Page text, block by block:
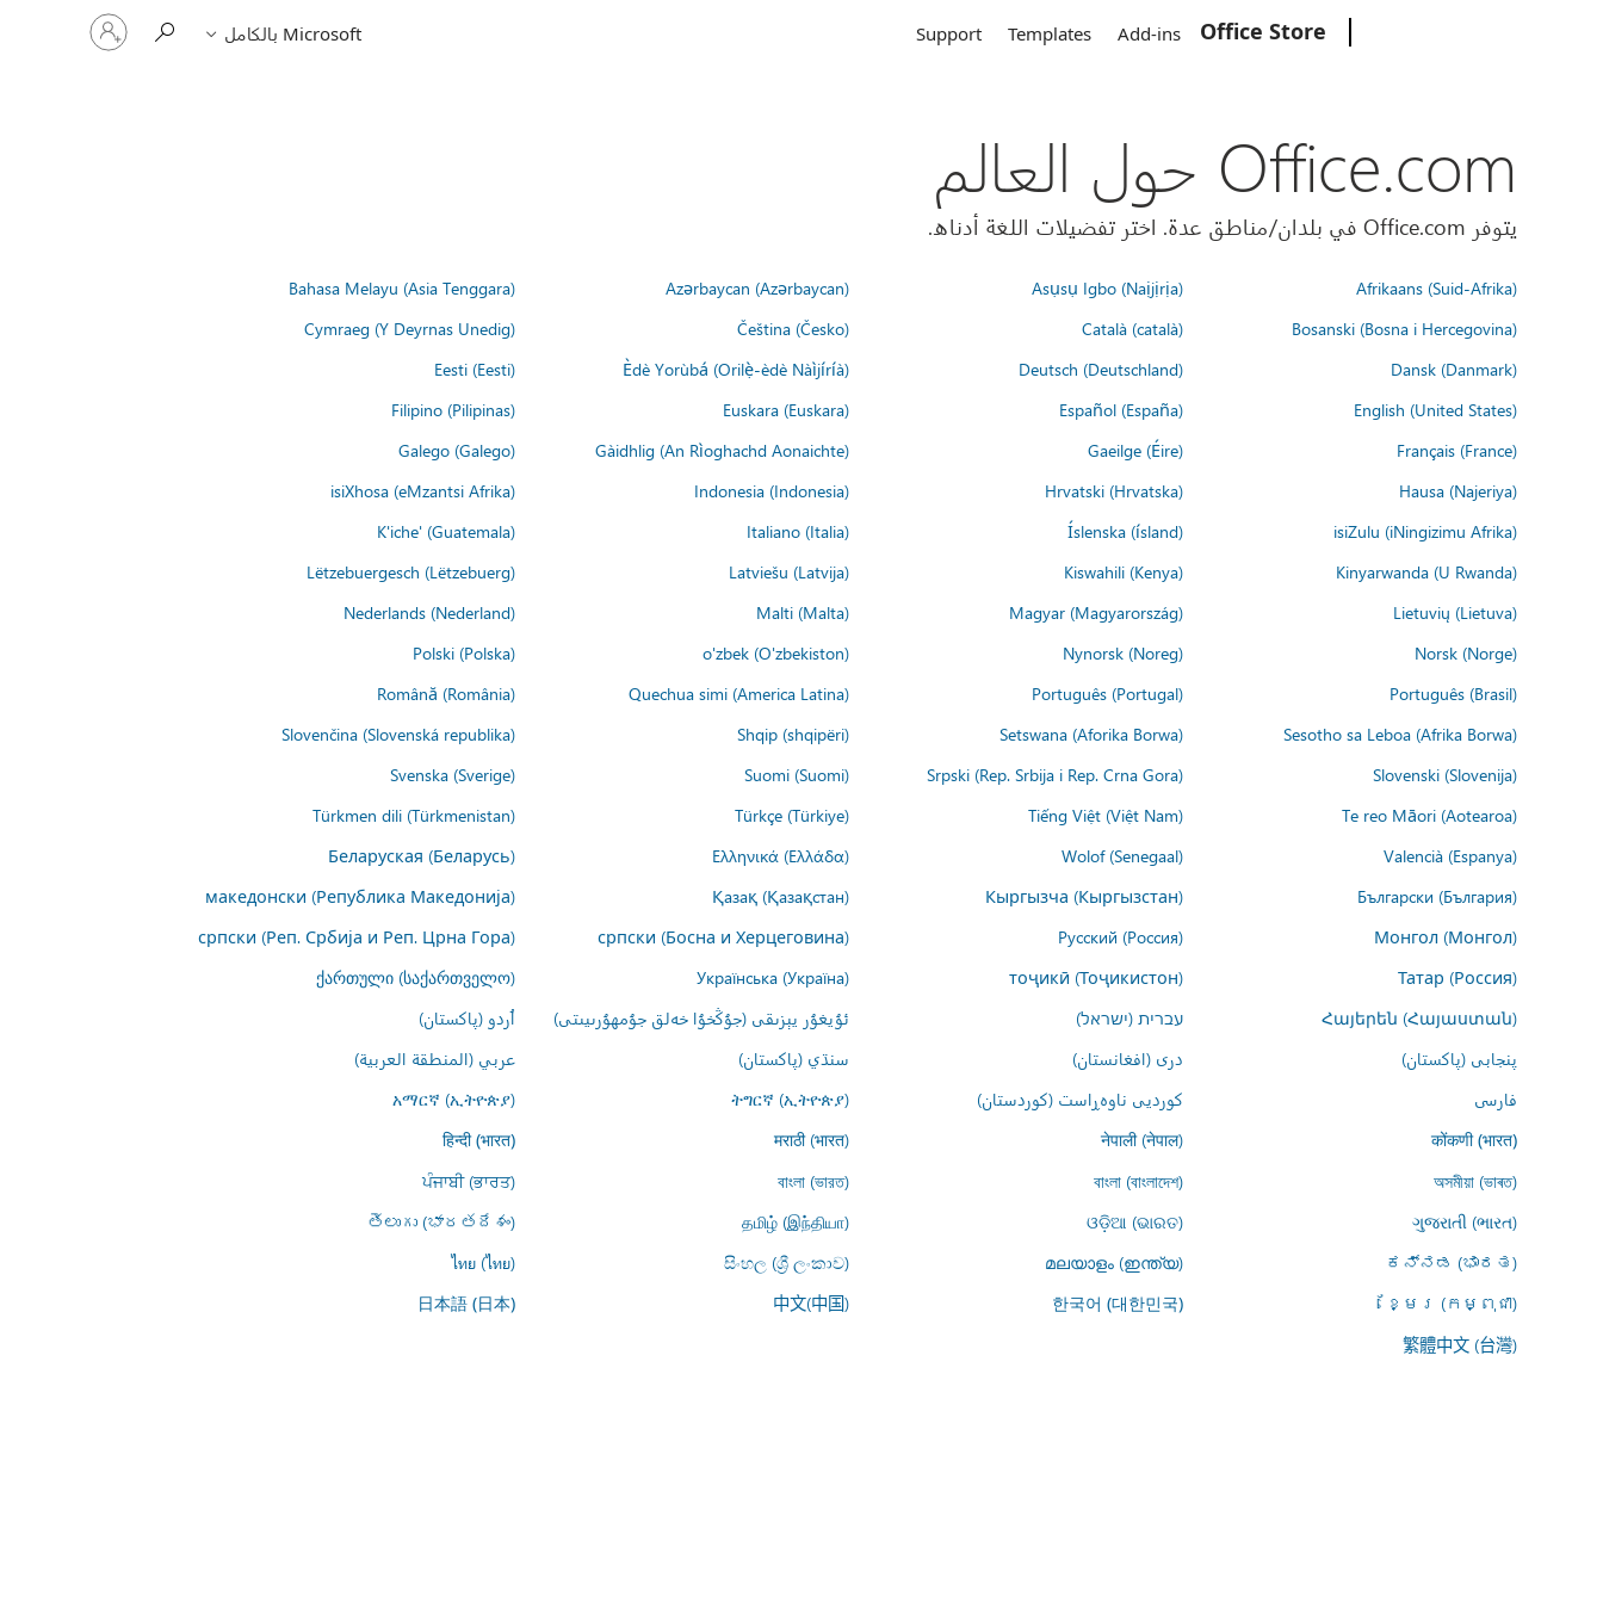
Office Store
Add-ins
Templates
Support Microsoft بالكامل
تسجيل
الدخول
إلى
Office.com حول العالم
يتوفر Office.com في بلدان/مناطق عدة. اختر تفضيلات اللغة أدناه.
Afrikaans (Suid-Afrika)
Asụsụ Igbo (Naịjịrịa)
Azərbaycan (Azərbaycan)
Bahasa Melayu (Asia Tenggara)
Bosanski (Bosna i Hercegovina)
Català (català)
Čeština (Česko)
Cymraeg (Y Deyrnas Unedig)
Dansk (Danmark)
Deutsch (Deutschland)
Èdè Yorùbá (Orilẹ̀-èdè Nàìjíríà)
Eesti (Eesti)
English (United States)
Español (España)
Euskara (Euskara)
Filipino (Pilipinas)
Français (France)
Gaeilge (Éire)
Gàidhlig (An Rìoghachd Aonaichte)
Galego (Galego)
Hausa (Najeriya)
Hrvatski (Hrvatska)
Indonesia (Indonesia)
isiXhosa (eMzantsi Afrika)
isiZulu (iNingizimu Afrika)
Íslenska (ísland)
Italiano (Italia)
K'iche' (Guatemala)
Kinyarwanda (U Rwanda)
Kiswahili (Kenya)
Latviešu (Latvija)
Lëtzebuergesch (Lëtzebuerg)
Lietuvių (Lietuva)
Magyar (Magyarország)
Malti (Malta)
Nederlands (Nederland)
Norsk (Norge)
Nynorsk (Noreg)
o'zbek (O'zbekiston)
Polski (Polska)
Português (Brasil)
Português (Portugal)
Quechua simi (America Latina)
Română (România)
Sesotho sa Leboa (Afrika Borwa)
Setswana (Aforika Borwa)
Shqip (shqipëri)
Slovenčina (Slovenská republika)
Slovenski (Slovenija)
Srpski (Rep. Srbija i Rep. Crna Gora)
Suomi (Suomi)
Svenska (Sverige)
Te reo Māori (Aotearoa)
Tiếng Việt (Việt Nam)
Türkçe (Türkiye)
Türkmen dili (Türkmenistan)
Valencià (Espanya)
Wolof (Senegaal)
Ελληνικά (Ελλάδα)
Беларуская (Беларусь)
Български (България)
Кыргызча (Кыргызстан)
Қазақ (Қазақстан)
македонски (Република Македонија)
Монгол (Монгол)
Русский (Россия)
српски (Босна и Херцеговина)
српски (Реп. Србија и Реп. Црна Гора)
Татар (Россия)
тоҷикӣ (Тоҷикистон)
Українська (Україна)
ქართული (საქართველო)
Հայերեն (Հայաստան)
עברית (ישראל) ئۇيغۇر يېزىقى (جۇڭخۇا خەلق جۇمھۇرىيىتى)
اُردو (پاکستان)
پنجابی (پاکستان)
درى (افغانستان) سنڌي (پاکستان)
عربي (المنطقة العربية)
فارسى
کوردیی ناوەڕاست (کوردستان) ትግርኛ (ኢትዮጵያ)
አማርኛ (ኢትዮጵያ)
कोंकणी (भारत)
नेपाली (नेपाल)
मराठी (भारत)
हिन्दी (भारत)
অসমীয়া (ভাৰত)
বাংলা (বাংলাদেশ)
বাংলা (ভারত)
ਪੰਜਾਬੀ (ਭਾਰਤ)
ગુજરાતી (ભારત)
ଓଡ଼ିଆ (ଭାରତ)
தமிழ் (இந்தியா)
తెలుగు (భారతదేశం)
ಕನ್ನಡ (ಭಾರತ)
മലയാളം (ഇന്ത്യ)
සිංහල (ශ්‍රී ලංකාව)
ไทย (ไทย)
ខ្មែរ (កម្ពុជា)
한국어 (대한민국)
中文(中国)
日本語 (日本)
繁體中文 (台灣)